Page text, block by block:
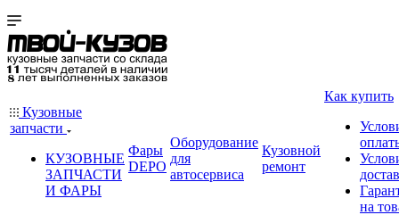
Кузовные
запчасти
КУЗОВНЫЕ
ЗАПЧАСТИ
И ФАРЫ
Фары
DEPO
Оборудование
для
автосервиса
Кузовной
ремонт
Как купить
на